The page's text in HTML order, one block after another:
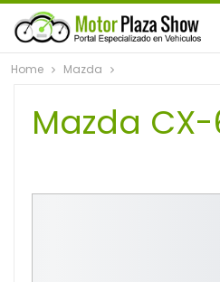
Home Mazda
Mazda